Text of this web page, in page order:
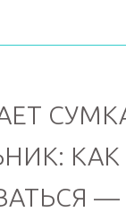
КАК